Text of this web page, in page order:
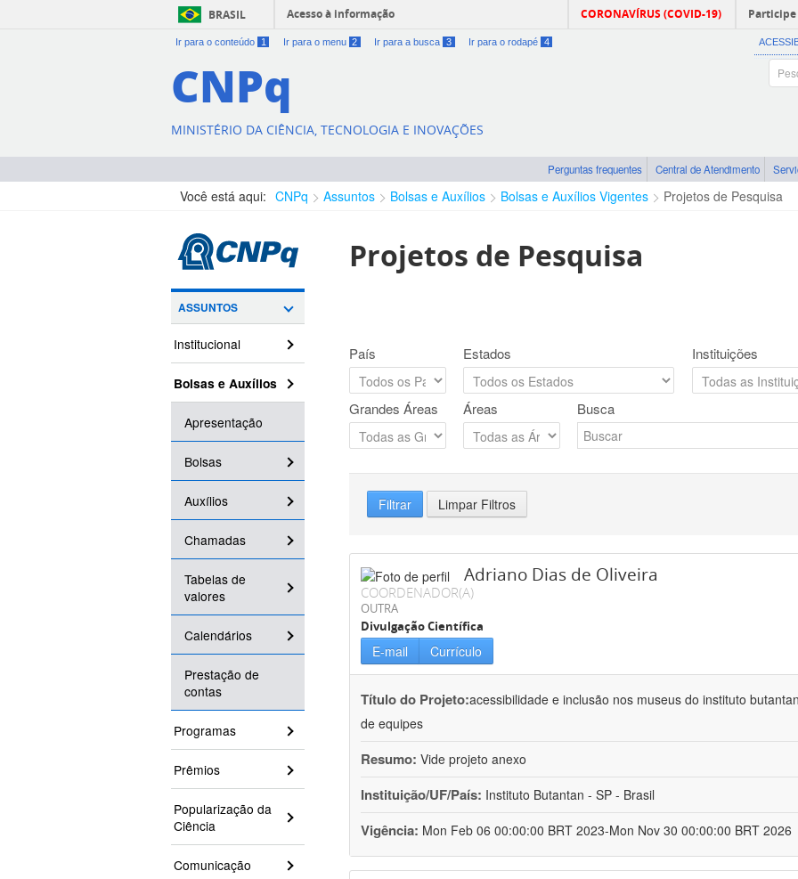
BRASIL Acesso à informação CORONAVÍRUS (COVID-19) Participe
Ir para o conteúdo 1 Ir para o menu 2 Ir para a busca 3 Ir para o rodapé 4
CNPq
MINISTÉRIO DA CIÊNCIA, TECNOLOGIA E INOVAÇÕES
Perguntas frequentes Central de Atendimento
Você está aqui: CNPq Assuntos Bolsas e Auxílios Bolsas e Auxílios Vigentes Projetos de Pesquisa
ASSUNTOS
Institucional
Bolsas e Auxílios
Apresentação
Bolsas
Auxílios
Chamadas
Tabelas de
valores
Calendários
Prestação de
contas
Programas
Prêmios
Popularização da
Ciência
Comunicação
Projetos de Pesquisa
País Estados Instituições
Grandes Áreas Áreas Busca
Filtrar Limpar Filtros
Adriano Dias de Oliveira
COORDENADOR(A)
OUTRA
Divulgação Científica
E-mail Currículo
Título do Projeto:acessibilidade e inclusão nos museus do instituto
de equipes
Resumo: Vide projeto anexo
Instituição/UF/País: Instituto Butantan - SP - Brasil
Vigência: Mon Feb 06 00:00:00 BRT 2023-Mon Nov 30 00:00:00 BRT 2026